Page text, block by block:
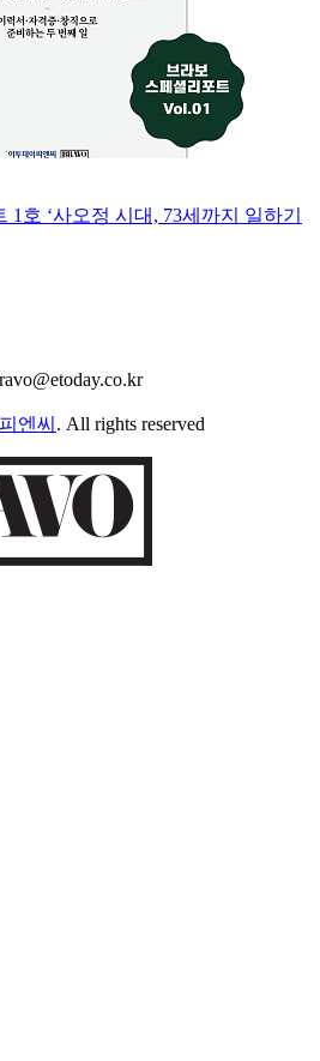
1호 ‘사오정 시대, 73세까지 일하기
엔씨 . All rights reserved